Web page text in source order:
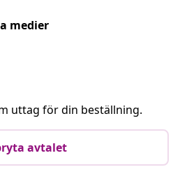
medier
uttag för din beställning.
avtalet